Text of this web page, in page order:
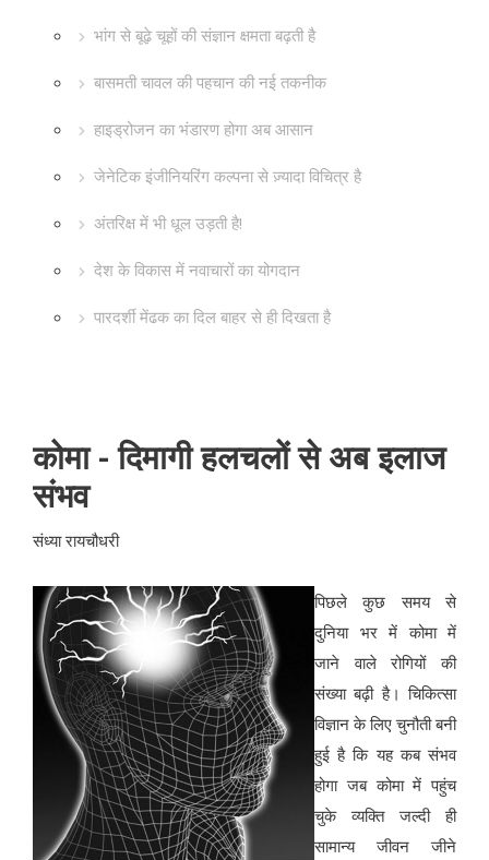
भांग से बूढ़े चूहों की संज्ञान क्षमता बढ़ती है
बासमती चावल की पहचान की नई तकनीक
हाइड्रोजन का भंडारण होगा अब आसान
जेनेटिक इंजीनियरिंग कल्पना से ज़्यादा विचित्र है
अंतरिक्ष में भी धूल उड़ती है!
देश के विकास में नवाचारों का योगदान
पारदर्शी मेंढक का दिल बाहर से ही दिखता है
कोमा - दिमागी हलचलों से अब इलाज
संभव
संध्या रायचौधरी
पिछले कुछ समय से
दुनिया भर में कोमा में
जाने वाले रोगियों की
संख्या बढ़ी है। चिकित्सा
विज्ञान के लिए चुनौती बनी
हुई है कि यह कब संभव
होगा जब कोमा में पहुंच
चुके व्यक्ति जल्दी ही
सामान्य जीवन जीने